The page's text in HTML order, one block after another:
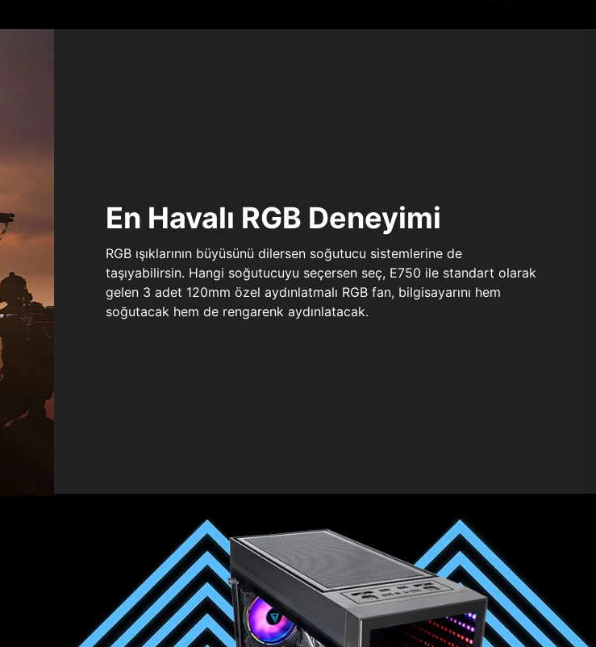
En Havalı RGB Deneyimi
RGB ışıklarının büyüsünü dilersen soğutucu sistemlerine de
taşıyabilirsin. Hangi soğutucuyu seçersen seç, E750 ile standart olarak
gelen 3 adet 120mm özel aydınlatmalı RGB fan, bilgisayarını hem
soğutacak hem de rengarenk aydınlatacak.